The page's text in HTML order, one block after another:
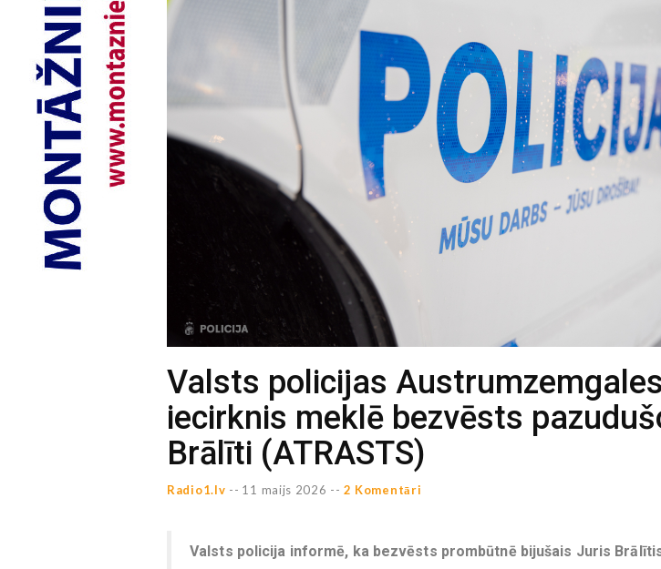
Valsts policijas Austrumzemgales
iecirknis meklē bezvēsts
Brālīti (ATRASTS)
Radio1.lv -- 11 maijs 2026 -- 2 Komentāri
Valsts policija informē, ka bezvēsts prombūtnē bijušais Juris